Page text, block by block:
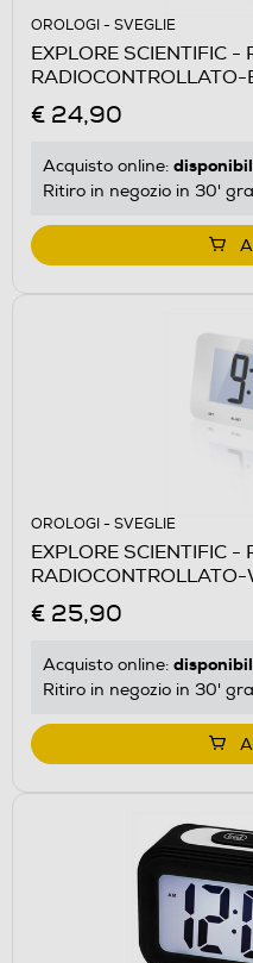
OROLOGI - SVEGLIE
EXPLORE SCIENTIFIC
RADIOCONTROLLATO-
€ 24,90
Acquisto online:
Ritiro in negozio in 30'
OROLOGI - SVEGLIE
EXPLORE SCIENTIFIC
€ 25,90
Acquisto online:
Ritiro in negozio in 30'